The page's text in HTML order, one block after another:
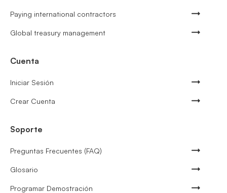
Paying international contractors
Global treasury management
Cuenta
Iniciar Sesión
Crear Cuenta
Soporte
Preguntas Frecuentes (FAQ)
Glosario
Programar Demostración